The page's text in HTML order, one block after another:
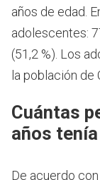
años de edad.
adolescentes:
(51,2 %). Los
la población de
Cuántas
años
De acuerdo